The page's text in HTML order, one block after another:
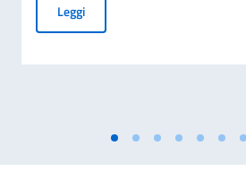
LeggiAccademia Teatro alla Scala